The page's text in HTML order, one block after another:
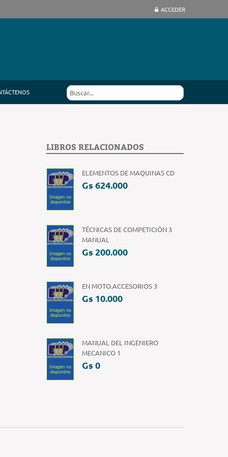
ACCEDER
LIBROS RELACIONADOS
ELEMENTOS DE MAQUINAS CD
Gs 624.000
TÉCNICAS DE COMPETICIÓN 3
MANUAL
Gs 200.000
EN MOTO.ACCESORIOS 3
Gs 10.000
MANUAL DEL INGENIERO
MECANICO 1
Gs 0